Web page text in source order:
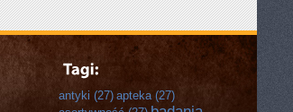
antyki (27) apteka(27)